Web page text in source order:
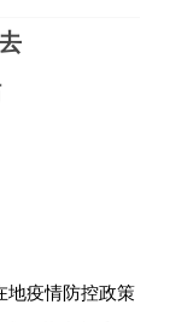
地疫情防控政策